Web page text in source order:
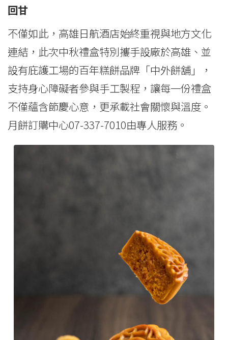
回甘
不僅如此，高雄日航酒店始終重視與地方文化
連結，此次中秋禮盒特別攜手設廠於高雄、並
設有庇護工場的百年糕餅品牌「中外餅舖」，
支持身心障礙者參與手工製程，讓每一份禮盒
不僅蘊含節慶心意，更承載社會關懷與溫度。
月餅訂購中心07-337-7010由專人服務。